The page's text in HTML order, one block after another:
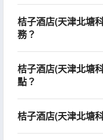
桔子酒店(天津北塘
務？
桔子酒店(天津北塘
點？
桔子酒店(天津北塘